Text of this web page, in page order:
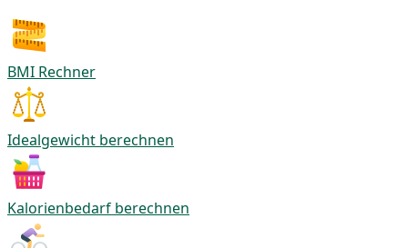
BMI Rechner
Idealgewicht berechnen
Kalorienbedarf berechnen